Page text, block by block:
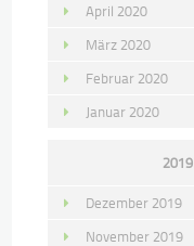
April 2020
März 2020
Februar 2020
Januar 2020
2019
Dezember 2019
November 2019